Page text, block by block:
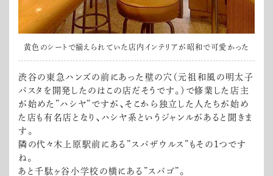
黄色のシートで揃えられていた店内インテリアが昭和で可愛かった
渋谷の東急ハンズの前にあった壁の穴（元祖和風の明太子
パスタを開発したのはこの店だそうです。）で修業した店主
が始めた”ハシヤ”ですが、そこから独立した人たちが始め
た店も有名店となり、ハシヤ系というジャンルがあると聞きま
す。
隣の代々木上原駅前にある”スパザウルス”もその１つです
ね。
あと千駄ヶ谷小学校の横にある”スパゴ”。